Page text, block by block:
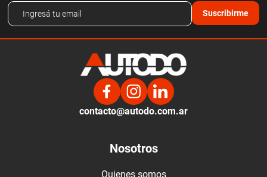
Suscribirme
contacto@autodo.com.ar
Nosotros
Quienes somos